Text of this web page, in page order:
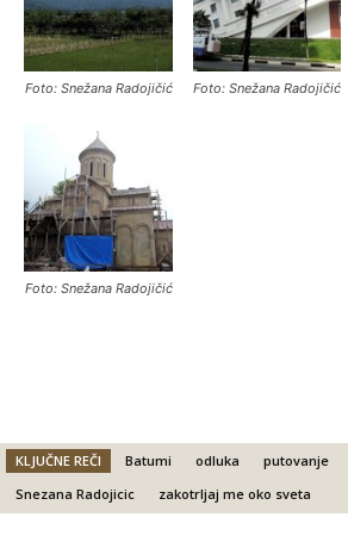
Foto: Snežana Radojičić Foto: Snežana Radojičić
Foto: Snežana Radojičić
KLJUČNE REČI Batumi odluka putovanje
Snezana Radojicic
zakotrljaj me oko sveta